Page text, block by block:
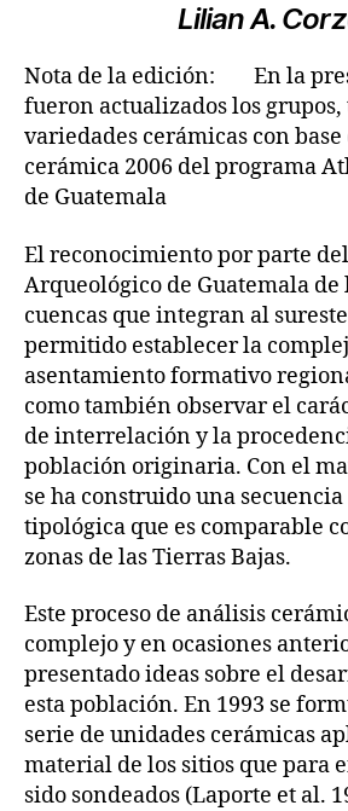
Lilian A.
Nota de la edición: En la
fueron actualizados los grupos,
variedades cerámicas con
cerámica 2006 del programa
de Guatemala
El reconocimiento por parte
Arqueológico de Guatemala de
cuencas que integran al
permitido establecer la
asentamiento formativo
como también observar el
de interrelación y la
población originaria. Con el
se ha construido una secuencia
tipológica que es comparable
zonas de las Tierras Bajas.
Este proceso de análisis
complejo y en ocasiones
presentado ideas sobre el
esta población. En 1993 se
serie de unidades cerámicas
material de los sitios que para
sido sondeados (Laporte et al.